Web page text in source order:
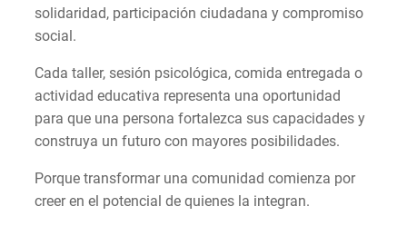
solidaridad, participación ciudadana y compromiso
social.
Cada taller, sesión psicológica, comida entregada o
actividad educativa representa una oportunidad
para que una persona fortalezca sus capacidades y
construya un futuro con mayores posibilidades.
Porque transformar una comunidad comienza por
creer en el potencial de quienes la integran.